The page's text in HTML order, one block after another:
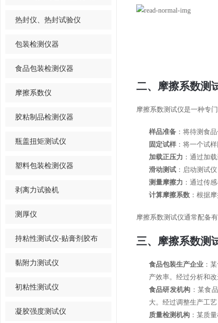
热封仪、热封试验仪
包装检测仪器
食品包装检测仪器
摩擦系数仪
胶粘制品检测仪器
瓶盖扭矩测试仪
塑料包装检测仪器
剥离力试验机
测厚仪
持粘性测试仪-贴膏剂胶布
黏附力测试仪
初粘性测试仪
凝胶强度测试仪
二、摩擦系数测
摩擦系数测试仪是一种专
样品准备：将待测食
固定试样：将一个试
加载正压力 ：通过加
滑动测试：启动测试
测量摩擦力 ：通过传
计算摩擦系数：根据
摩擦系数测试仪通常配备
三、摩擦系数测
食品包装生产企业 ：
产效率。经过分析和
食品研发机构 ：某食
大。经过调整生产工
质量检测机构 ：某质